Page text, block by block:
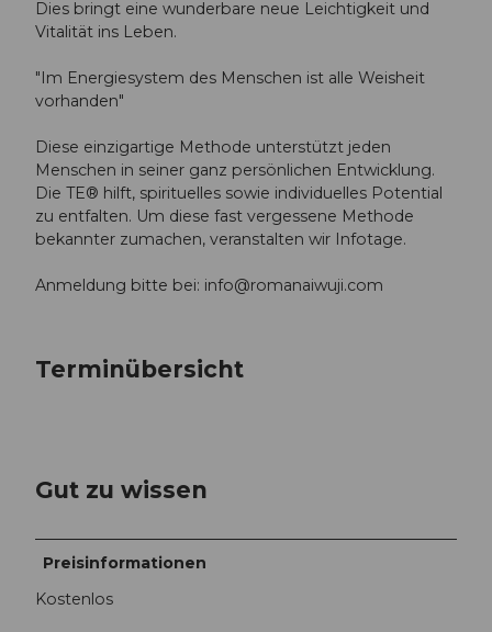
Dies bringt eine wunderbare neue Leichtigkeit und
Vitalität ins Leben.
"Im Energiesystem des Menschen ist alle Weisheit
vorhanden"
Diese einzigartige Methode unterstützt jeden
Menschen in seiner ganz persönlichen Entwicklung.
Die TE® hilft, spirituelles sowie individuelles Potential
zu entfalten. Um diese fast vergessene Methode
bekannter zumachen, veranstalten wir Infotage.
Anmeldung bitte bei: info@romanaiwuji.com
Terminübersicht
Gut zu wissen
Preisinformationen
Kostenlos